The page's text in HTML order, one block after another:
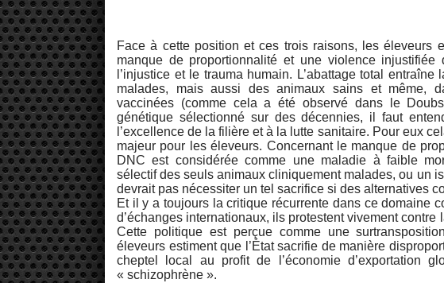
Face à cette position et ces trois raisons, les éleveurs
manque de proportionnalité et une violence
l’injustice et le trauma humain. L’abattage total
malades, mais aussi des animaux sains et même,
vaccinées (comme cela a été observé dans le
génétique sélectionné sur des décennies, il faut
l’excellence de la filière et à la lutte sanitaire. Pour eux
majeur pour les éleveurs. Concernant le manque de
DNC est considérée comme une maladie à faible
sélectif des seuls animaux cliniquement malades, ou un
devrait pas nécessiter un tel sacrifice si des alternatives
Et il y a toujours la critique récurrente dans ce domaine
d’échanges internationaux, ils protestent vivement
Cette politique est perçue comme une
éleveurs estiment que l’État sacrifie de manière
cheptel local au profit de l’économie d’exportation
« schizophrène ».